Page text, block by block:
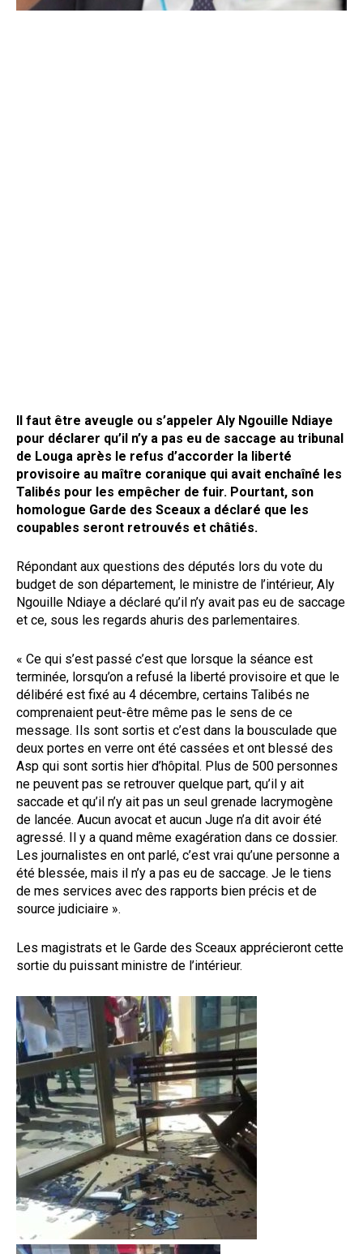
Il faut être aveugle ou s’appeler Aly Ngouille Ndiaye
pour déclarer qu’il n’y a pas eu de saccage au tribunal
de Louga après le refus d’accorder la liberté
provisoire au maître coranique qui avait enchaîné les
Talibés pour les empêcher de fuir. Pourtant, son
homologue Garde des Sceaux a déclaré que les
coupables seront retrouvés et châtiés.
Répondant aux questions des députés lors du vote du
budget de son département, le ministre de l’intérieur, Aly
Ngouille Ndiaye a déclaré qu’il n’y avait pas eu de saccage
et ce, sous les regards ahuris des parlementaires.
« Ce qui s’est passé c’est que lorsque la séance est
terminée, lorsqu’on a refusé la liberté provisoire et que le
délibéré est fixé au 4 décembre, certains Talibés ne
comprenaient peut-être même pas le sens de ce
message. Ils sont sortis et c’est dans la bousculade que
deux portes en verre ont été cassées et ont blessé des
Asp qui sont sortis hier d’hôpital. Plus de 500 personnes
ne peuvent pas se retrouver quelque part, qu’il y ait
saccade et qu’il n’y ait pas un seul grenade lacrymogène
de lancée. Aucun avocat et aucun Juge n’a dit avoir été
agressé. Il y a quand même exagération dans ce dossier.
Les journalistes en ont parlé, c’est vrai qu’une personne a
été blessée, mais il n’y a pas eu de saccage. Je le tiens
de mes services avec des rapports bien précis et de
source judiciaire ».
Les magistrats et le Garde des Sceaux apprécieront cette
sortie du puissant ministre de l’intérieur.